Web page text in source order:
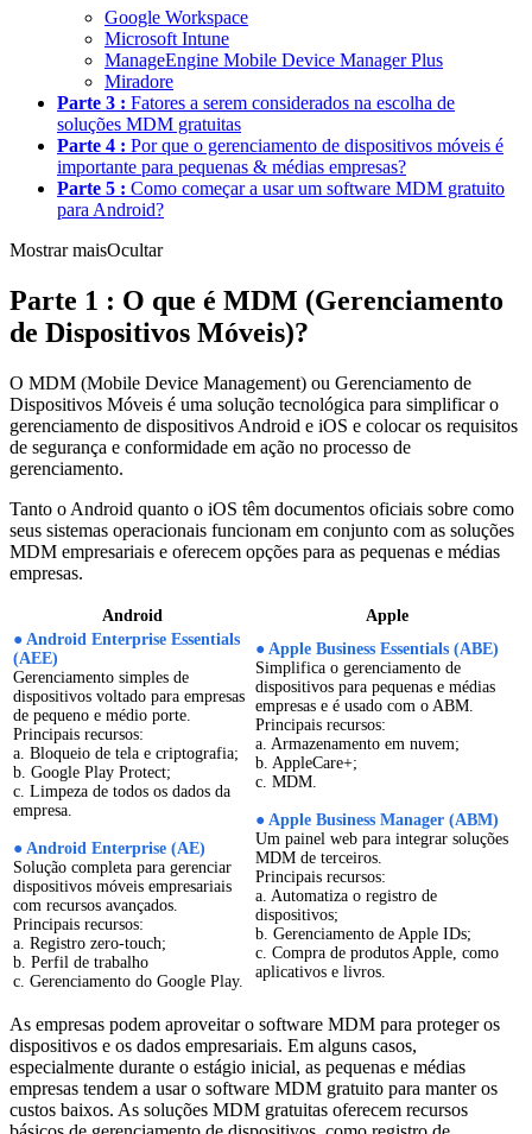
Google Workspace
Microsoft Intune
ManageEngine Mobile Device Manager Plus
Miradore
Parte 3 : Fatores a serem considerados na escolha de
soluções MDM gratuitas
Parte 4 : Por que o gerenciamento de dispositivos móveis é
importante para pequenas & médias empresas?
Parte 5 : Como começar a usar um software MDM gratuito
para Android?
Mostrar maisOcultar
Parte 1 : O que é MDM (Gerenciamento
de Dispositivos Móveis)?
O MDM (Mobile Device Management) ou Gerenciamento de
Dispositivos Móveis é uma solução tecnológica para simplificar o
gerenciamento de dispositivos Android e iOS e colocar os requisitos
de segurança e conformidade em ação no processo de
gerenciamento.
Tanto o Android quanto o iOS têm documentos oficiais sobre como
seus sistemas operacionais funcionam em conjunto com as soluções
MDM empresariais e oferecem opções para as pequenas e médias
empresas.
Android
Apple
● Android Enterprise Essentials
(AEE)
Gerenciamento simples de
dispositivos voltado para empresas
de pequeno e médio porte.
Principais recursos:
a. Bloqueio de tela e criptografia;
b. Google Play Protect;
c. Limpeza de todos os dados da
empresa.
● Android Enterprise (AE)
Solução completa para gerenciar
dispositivos móveis empresariais
com recursos avançados.
Principais recursos:
a. Registro zero-touch;
b. Perfil de trabalho
c. Gerenciamento do Google Play.
● Apple Business Essentials (ABE)
Simplifica o gerenciamento de
dispositivos para pequenas e médias
empresas e é usado com o ABM.
Principais recursos:
a. Armazenamento em nuvem;
b. AppleCare+;
c. MDM.
● Apple Business Manager (ABM)
Um painel web para integrar soluções
MDM de terceiros.
Principais recursos:
a. Automatiza o registro de
dispositivos;
b. Gerenciamento de Apple IDs;
c. Compra de produtos Apple, como
aplicativos e livros.
As empresas podem aproveitar o software MDM para proteger os
dispositivos e os dados empresariais. Em alguns casos,
especialmente durante o estágio inicial, as pequenas e médias
empresas tendem a usar o software MDM gratuito para manter os
custos baixos. As soluções MDM gratuitas oferecem recursos